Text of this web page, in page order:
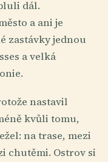
dál.
a ani je
zastávky jednou
a velká
nastavil
kvůli tomu,
na trase, mezi
chutěmi. Ostrov si